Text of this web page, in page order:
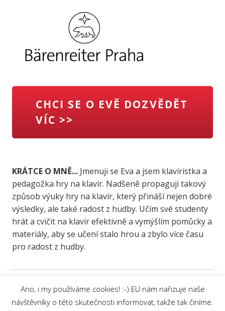
CHCI SE O EVĚ DOZVĚDĚT
VÍC >>
KRÁTCE O MNĚ...Jmenuji se Eva a jsem klavíristka a
pedagožka hry na klavír. Nadšeně propaguji takový
způsob výuky hry na klavír, který přináší nejen dobré
výsledky, ale také radost z hudby. Učím své studenty
hrát a cvičit na klavír efektivně a vymýšlím pomůcky a
materiály, aby se učení stalo hrou a zbylo více času
pro radost z hudby.
Ano, i my používáme cookies! :-) EU nám nařizuje naše
návštěvníky o této skutečnosti informovat, takže tak činíme.